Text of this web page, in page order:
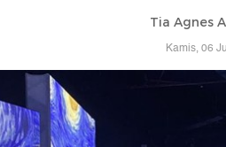
Tia Agnes
Kamis, 06